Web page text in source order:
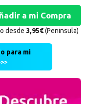
desde 3,95€(Peninsula)
para mi